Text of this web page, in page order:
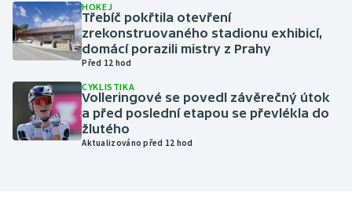
Motorsport
Olympijské hry
Parasport
Plavání
HOKEJ
Třebíč pokřtila otevření
zrekonstruovaného stadionu exhibicí,
domácí porazili mistry z Prahy
Před 12 hod
CYKLISTIKA
Volleringové se povedl závěrečný útok
a před poslední etapou se převlékla do
žlutého
Aktualizováno před 12 hod